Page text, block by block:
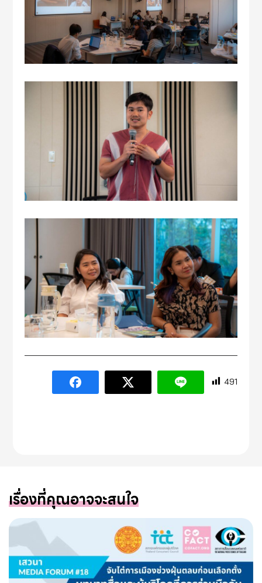
491
เรื่องที่คุณอาจจะสนใจ